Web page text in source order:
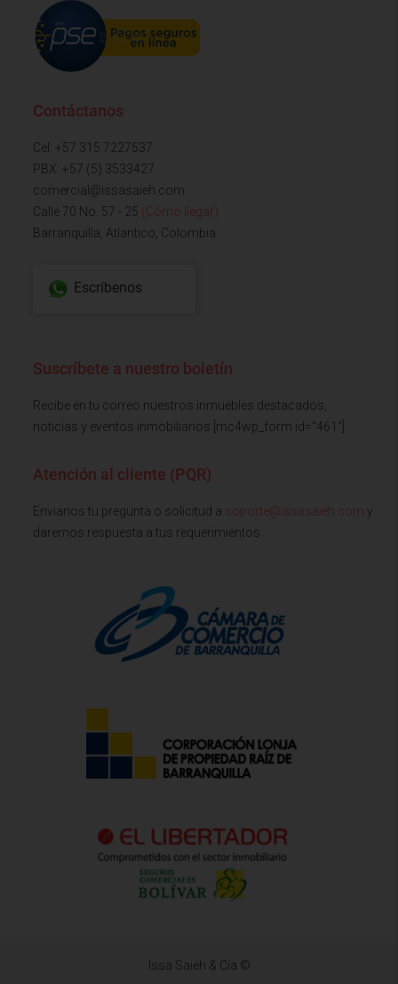
Contáctanos
Cel: +57 315 7227537
PBX: +57 (5) 3533427
comercial@issasaieh.com
Calle 70 No. 57 - 25 (Cómo llegar)
Barranquilla, Atlantico, Colombia
Escríbenos
Suscríbete a nuestro boletín
Recibe en tu correo nuestros inmuebles destacados,
noticias y eventos inmobiliarios [mc4wp_form id="461"]
Atención al cliente (PQR)
Envianos tu pregunta o solicitud a soporte@issasaieh.com y
daremos respuesta a tus requerimientos
Issa Saieh & Cia ©